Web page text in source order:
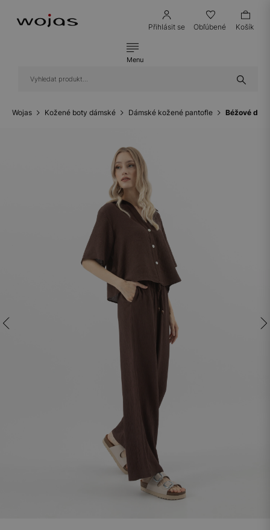
Přihlásit se Obľúbené Košík
Menu
Wojas Kožené boty dámské Dámské kožené pantofle Béžové